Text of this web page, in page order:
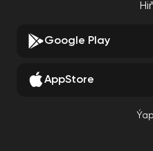
Google Play
AppStore